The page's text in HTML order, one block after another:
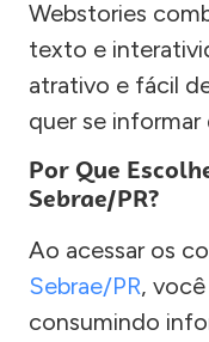
Webstories
texto e
atrativo e fácil
quer se
Por Que
Sebrae/PR?
Ao acessar os
Sebrae/PR,
consumindo